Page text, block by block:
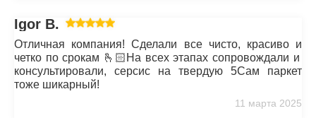
Igor B.
Отличная компания! Сделали все чисто, красиво и
четко по срокам 🫰🏻На всех этапах сопровождали и
консультировали, серсис на твердую 5Сам паркет
тоже шикарный!
11 марта 2025